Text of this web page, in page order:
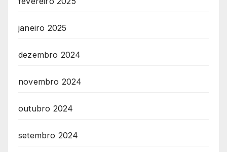
janeiro 2025
dezembro 2024
novembro 2024
outubro 2024
setembro 2024